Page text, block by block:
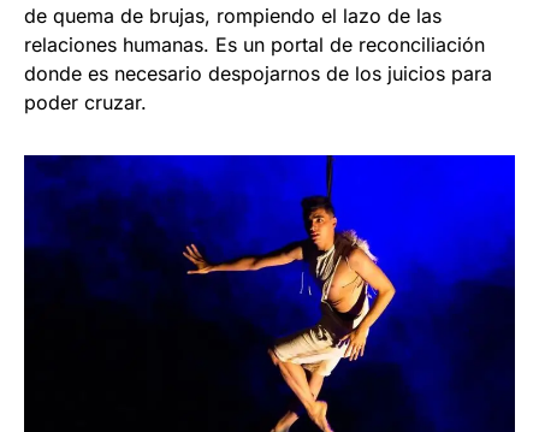
de quema de brujas, rompiendo el lazo de las
relaciones humanas. Es un portal de reconciliación
donde es necesario despojarnos de los juicios para
poder cruzar.